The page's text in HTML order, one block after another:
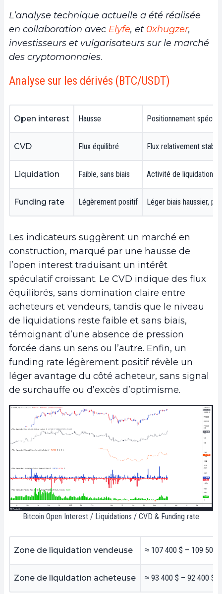
L’analyse technique actuelle a été réalisée
en collaboration avec Elyfe, et 0xhugzer,
investisseurs et vulgarisateurs sur le marché
des cryptomonnaies.
Analyse sur les dérivés (BTC/USDT)
Open interest Hausse Positionnement
CVD Flux équilibré Flux relativement
Liquidation Faible, sans biais Activité de liquidation
Funding rate Légèrement positif Léger biais haussier,
Les indicateurs suggèrent un marché en
construction, marqué par une hausse de
l’open interest traduisant un intérêt
spéculatif croissant. Le CVD indique des flux
équilibrés, sans domination claire entre
acheteurs et vendeurs, tandis que le niveau
de liquidations reste faible et sans biais,
témoignant d’une absence de pression
forcée dans un sens ou l’autre. Enfin, un
funding rate légèrement positif révèle un
léger avantage du côté acheteur, sans signal
de surchauffe ou d’excès d’optimisme.
Bitcoin Open Interest / Liquidations / CVD & Funding rate
Zone de liquidation vendeuse ≈ 107 400 $ – 109 500
Zone de liquidation acheteuse ≈ 93 400 $ – 92 400 $